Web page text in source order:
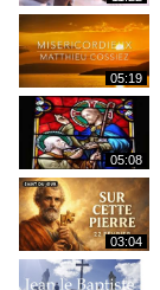
05:19
05:08
03:04